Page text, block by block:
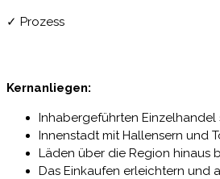
✓ Prozess
Kernanliegen:
Inhabergeführten Einzelhandel
Innenstadt mit Hallensern und
Läden über die Region hinaus
Das Einkaufen erleichtern und